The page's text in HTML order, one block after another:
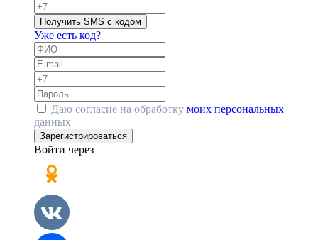
Получить SMS с кодом
Уже есть код?
Даю согласие на обработку моих персональных
данных
Зарегистрироваться
Войти через